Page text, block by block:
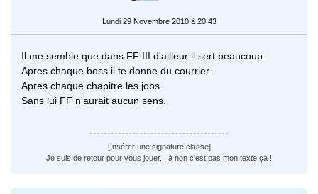
Lundi 29 Novembre 2010 à 20:43
Il me semble que dans FF III d'ailleur il sert beaucoup:
Apres chaque boss il te donne du courrier.
Apres chaque chapitre les jobs.
Sans lui FF n'aurait aucun sens.
[Insérer une signature classe]
Je suis de retour pour vous jouer... à non c'est pas mon texte ça !